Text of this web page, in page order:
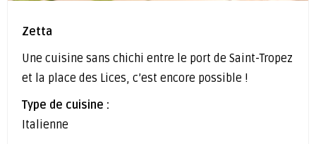
Zetta
Une cuisine sans chichi entre le port de Saint-Tropez
et la place des Lices, c’est encore possible !
Type de cuisine :
Italienne